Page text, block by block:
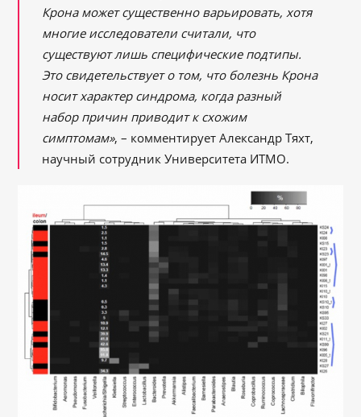
Крона может существенно варьировать, хотя
многие исследователи считали, что
существуют лишь специфические подтипы.
Это свидетельствует о том, что болезнь Крона
носит характер синдрома, когда разный
набор причин приводит к схожим
симптомам», – комментирует Александр Тяхт,
научный сотрудник Университета ИТМО.